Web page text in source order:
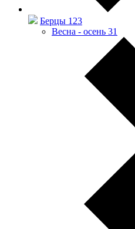
Берцы 123
Весна - осень 31